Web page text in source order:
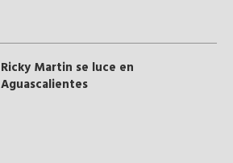
Ricky Martin se luce en
Aguascalientes